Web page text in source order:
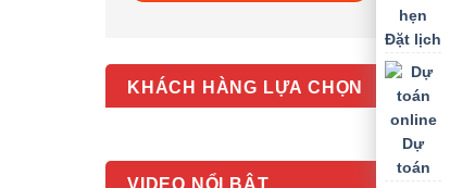
KHÁCH HÀNG LỰA CHỌN
VIDEO NỔI BẬT
Đặt lịch
Dự
toán